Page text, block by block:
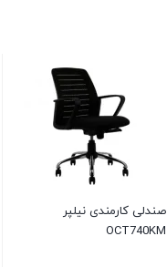
صندلی کارمندی نیلپر
OCT740KM